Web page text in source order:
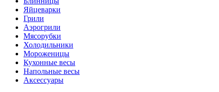
Яйцеварки
Грили
Аэрогрили
Мясорубки
Холодильники
Мороженицы
Кухонные весы
Напольные весы
Аксессуары